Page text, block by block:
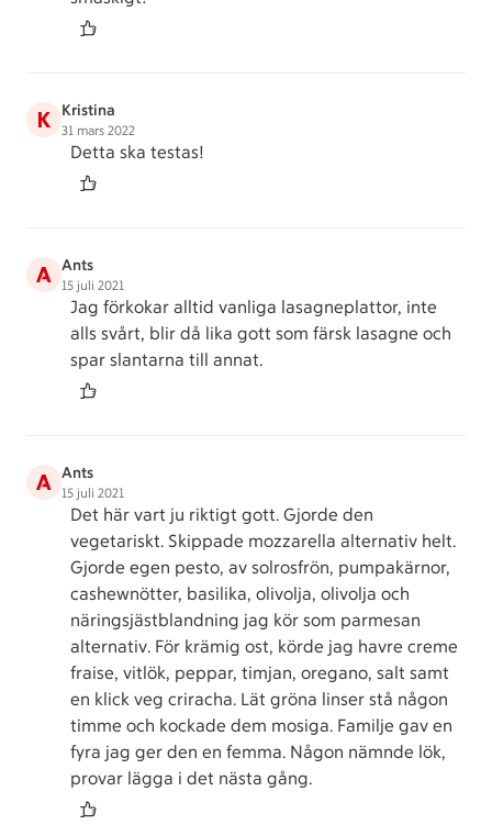
K Kristina
31 mars 2022
Detta ska testas!
A Ants
15 juli 2021
Jag förkokar alltid vanliga lasagneplattor, inte
alls svårt, blir då lika gott som färsk lasagne och
spar slantarna till annat.
A Ants
15 juli 2021
Det här vart ju riktigt gott. Gjorde den
vegetariskt. Skippade mozzarella alternativ helt.
Gjorde egen pesto, av solrosfrön, pumpakärnor,
cashewnötter, basilika, olivolja, olivolja och
näringsjästblandning jag kör som parmesan
alternativ. För krämig ost, körde jag havre creme
fraise, vitlök, peppar, timjan, oregano, salt samt
en klick veg criracha. Lät gröna linser stå någon
timme och kockade dem mosiga. Familje gav en
fyra jag ger den en femma. Någon nämnde lök,
provar lägga i det nästa gång.